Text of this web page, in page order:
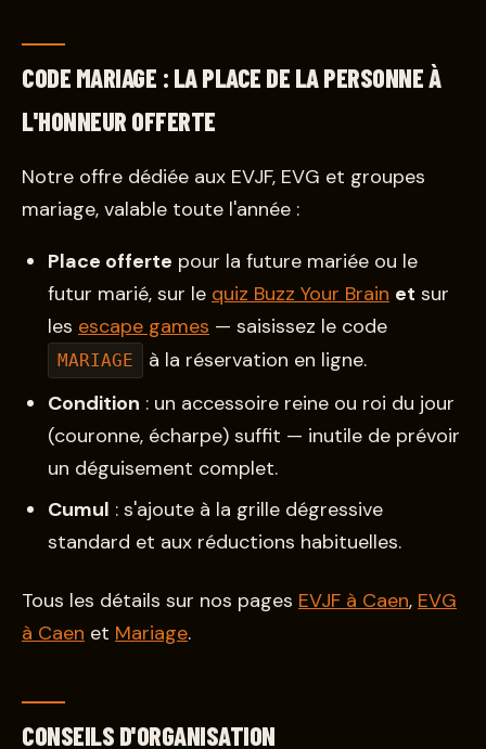
CODE MARIAGE : LA PLACE DE LA PERSONNE À
L'HONNEUR OFFERTE
Notre offre dédiée aux EVJF, EVG et groupes
mariage, valable toute l'année :
Place offerte pour la future mariée ou le
futur marié, sur le quiz Buzz Your Brain et sur
les escape games — saisissez le code
MARIAGE
à la réservation en ligne.
Condition : un accessoire reine ou roi du jour
(couronne, écharpe) suffit — inutile de prévoir
un déguisement complet.
Cumul : s'ajoute à la grille dégressive
standard et aux réductions habituelles.
Tous les détails sur nos pages EVJF à Caen, EVG
à Caen et Mariage.
CONSEILS D'ORGANISATION